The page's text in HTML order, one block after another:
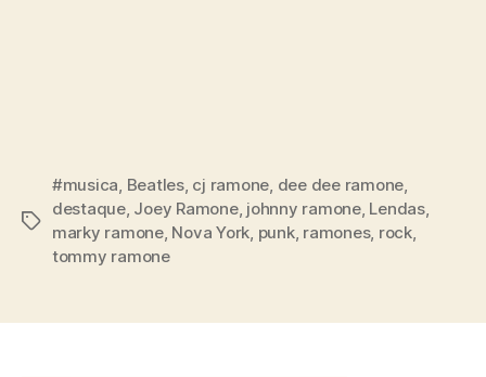
Tags
#musica, Beatles, cj ramone, dee dee ramone,
destaque, Joey Ramone, johnny ramone, Lendas,
marky ramone, Nova York, punk, ramones, rock,
tommy ramone